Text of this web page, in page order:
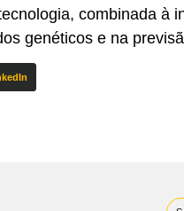
combinada à
genéticos e na